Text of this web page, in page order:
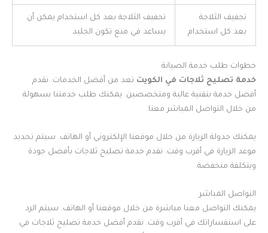
تجفيف الثلاجة
بعد كل استخدام
تجفيف الثلاجة بعد كل استخدام يمكن أن
يساعد في منع تكون الجليد
خطوات طلب خدمة الصيانة
خدمة تصليح ثلاجات في الكويت تعد من أفضل الخدمات. نقدم
أفضل خدمة بتقنية عالية ومتخصصين. يمكنك طلب خدمتنا بسهولة
من خلال التواصل المباشر معنا.
يمكنك جدولة الزيارة من خلال موقعنا الإلكتروني أو الهاتف. سيتم تحديد
موعد الزيارة في أقرب وقت. نقدم خدمة تصليح ثلاجات بأفضل جودة
وبتكلفة منخفضة.
التواصل المباشر
يمكنك التواصل معنا مباشرة من خلال موقعنا أو الهاتف. سيتم الرد
على استفساراتك في أقرب وقت. نقدم أفضل خدمة تصليح ثلاجات في